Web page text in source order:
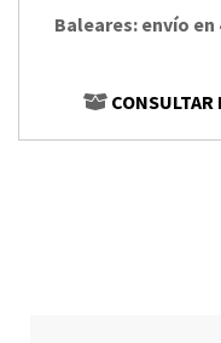
Baleares: envío en